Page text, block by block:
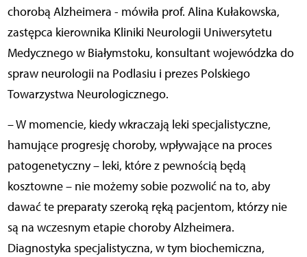
chorobą Alzheimera - mówiła prof. Alina Kułakowska,
zastępca kierownika Kliniki Neurologii Uniwersytetu
Medycznego w Białymstoku, konsultant wojewódzka do
spraw neurologii na Podlasiu i prezes Polskiego
Towarzystwa Neurologicznego.
– W momencie, kiedy wkraczają leki specjalistyczne,
hamujące progresję choroby, wpływające na proces
patogenetyczny – leki, które z pewnością będą
kosztowne – nie możemy sobie pozwolić na to, aby
dawać te preparaty szeroką ręką pacjentom, którzy nie
są na wczesnym etapie choroby Alzheimera.
Diagnostyka specjalistyczna, w tym biochemiczna,